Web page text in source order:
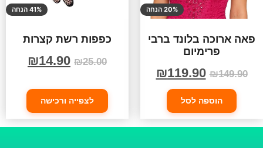
20% הנחה
פאה ארוכה בלונד ברבי
פרימיום
₪149.90
₪119.90
הוספה לסל
41% הנחה
כפפות רשת קצרות
₪25.00
₪14.90
לצפייה ורכישה